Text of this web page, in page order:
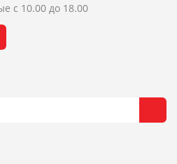
с 10.00 до 18.00